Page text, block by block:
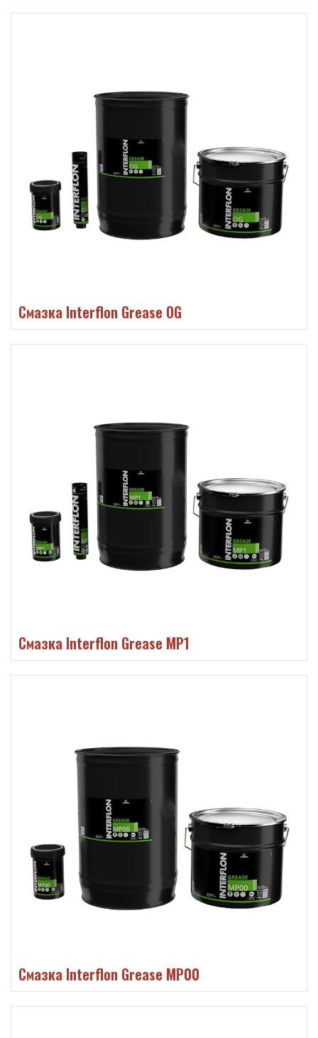
Смазка Interflon Grease OG
Смазка Interflon Grease MP1
Смазка Interflon Grease MP00